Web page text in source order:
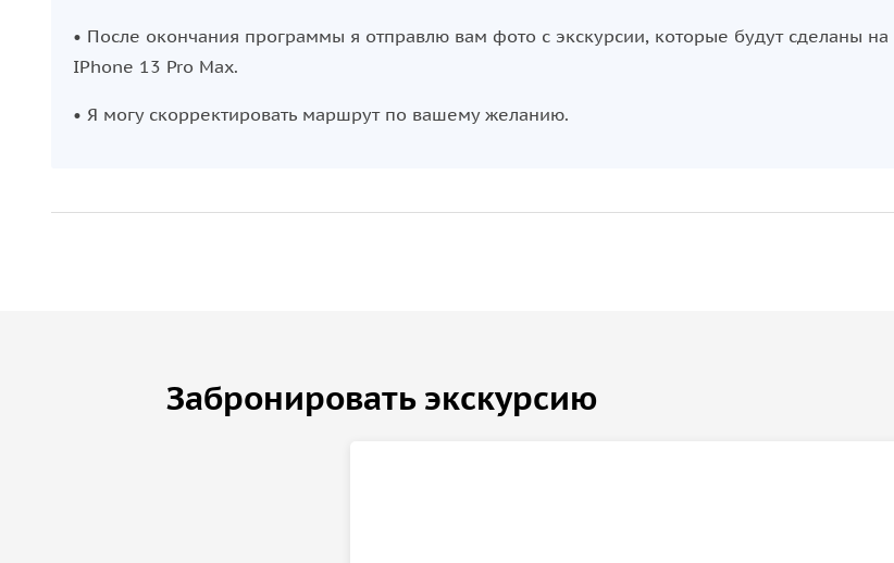
• После окончания программы я отправлю вам фото с экскурсии, которые будут сделаны на
IPhone 13 Pro Max.
• Я могу скорректировать маршрут по вашему желанию.
Забронировать экскурсию